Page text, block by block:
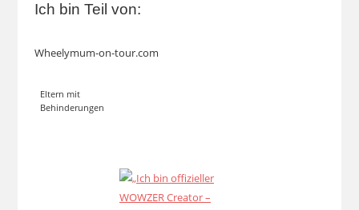
Ich bin Teil von:
Wheelymum-on-tour.com
Eltern mit
Behinderungen